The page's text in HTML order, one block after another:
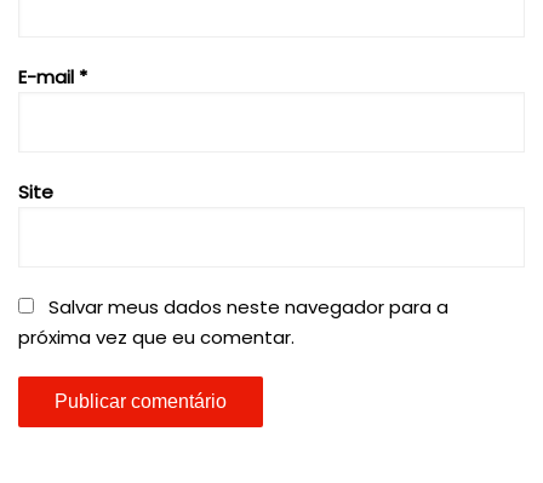
E-mail *
Site
Salvar meus dados neste navegador para a
próxima vez que eu comentar.